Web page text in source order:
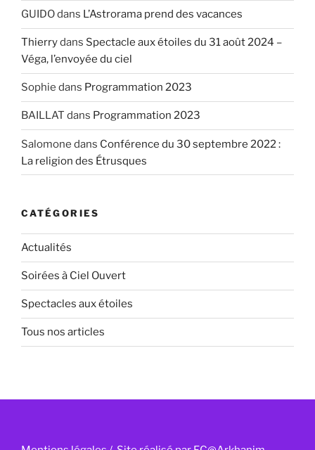
GUIDOdans L’Astrorama prend des vacances
Thierrydans Spectacle aux étoiles du 31 août 2024 –
Véga, l’envoyée du ciel
Sophie dans Programmation 2023
BAILLAT dans Programmation 2023
Salomone dans Conférence du 30 septembre 2022 :
La religion des Étrusques
CATÉGORIES
Actualités
Soirées à Ciel Ouvert
Spectacles aux étoiles
Tous nos articles